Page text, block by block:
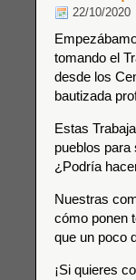
22/10/2020
tomando el
desde los
bautizada
Estas
pueblos
¿Podría
Nuestras
cómo ponen
que un poco
¡Si quieres